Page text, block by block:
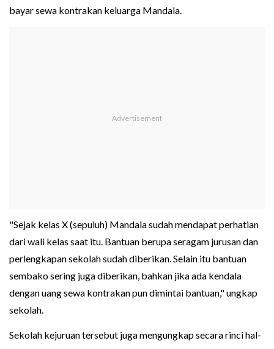
bayar sewa kontrakan keluarga Mandala.
"Sejak kelas X (sepuluh) Mandala sudah mendapat perhatian
dari wali kelas saat itu. Bantuan berupa seragam jurusan dan
perlengkapan sekolah sudah diberikan. Selain itu bantuan
sembako sering juga diberikan, bahkan jika ada kendala
dengan uang sewa kontrakan pun dimintai bantuan," ungkap
sekolah.
Sekolah kejuruan tersebut juga mengungkap secara rinci hal-